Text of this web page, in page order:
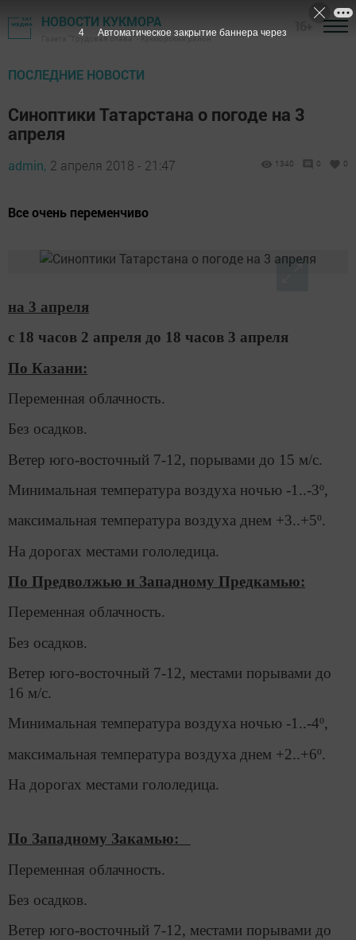
НОВОСТИ КУКМОРА
Газета "Трудовая слава" - Кукморский район
ПОСЛЕДНИЕ НОВОСТИ
Синоптики Татарстана о погоде на 3
апреля
admin, 2 апреля 2018 - 21:47 1340 0 0
Все очень переменчиво
на 3 апреля
с 18 часов 2 апреля до 18 часов 3 апреля
По Казани:
Переменная облачность.
Без осадков.
Ветер юго-восточный 7-12, порывами до 15 м/с.
Минимальная температура воздуха ночью -1..-3º,
максимальная температура воздуха днем +3..+5º.
На дорогах местами гололедица.
По Предволжью и Западному Предкамью:
Переменная облачность.
Без осадков.
Ветер юго-восточный 7-12, местами порывами до
16 м/с.
Минимальная температура воздуха ночью -1..-4º,
максимальная температура воздуха днем +2..+6º.
На дорогах местами гололедица.
По Западному Закамью:
Переменная облачность.
Без осадков.
Ветер юго-восточный 7-12, местами порывами до
3 Автоматическое закрытие баннера через